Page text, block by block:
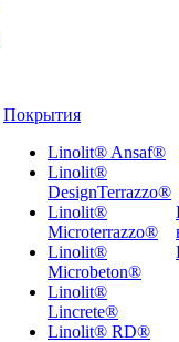
Покрытия
Linolit® Ansaf®
Linolit®
DesignTerrazzo®
Linolit®
Microterrazzo®
Linolit®
Microbeton®
Linolit®
Lincrete®
Linolit® RD®